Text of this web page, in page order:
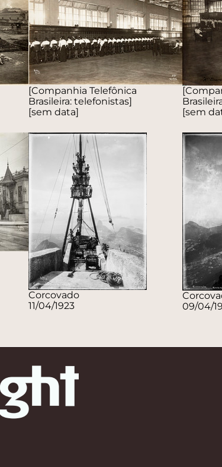
[Companhia Telefônica
Brasileira: telefonistas]
[sem data]
[sem
Corcovado
11/04/1923
09/04/